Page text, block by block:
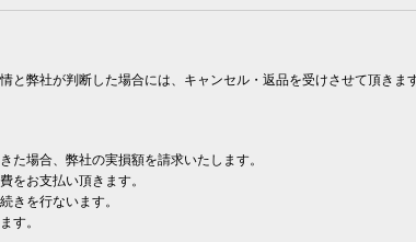
と弊社が判断した場合には、キャンセル・返品を受けさせて頂きま
た場合、弊社の実損額を請求いたします。
をお支払い頂きます。
きを行ないます。
す。